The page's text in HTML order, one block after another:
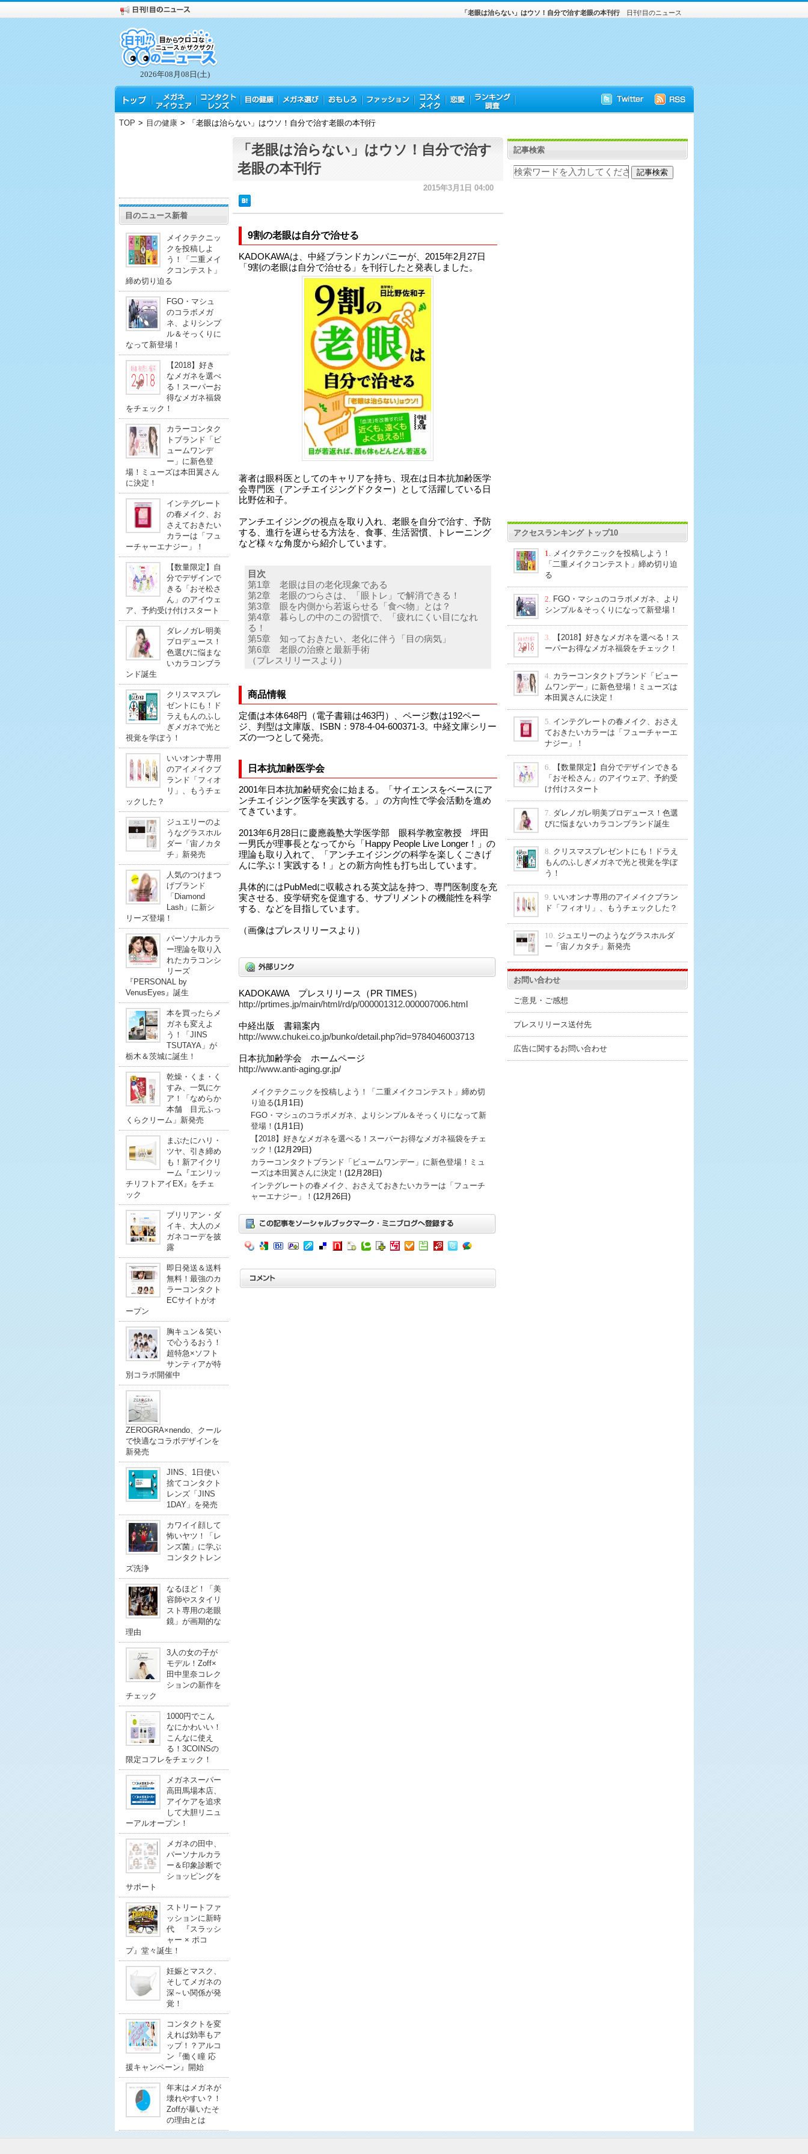
2026年08月08日(土)
日刊!目のニュース
「老眼は治らない」はウソ！自分で治す老眼の本刊行
TOP > 目の健康 > 「老眼は治らない」はウソ！自分で治す老眼の本刊行
目のニュース新着
メイクテクニッ
クを投稿しよ
う！「二重メイ
クコンテスト」
締め切り迫る
FGO・マシュ
のコラボメガ
ネ、よりシンプ
ル＆そっくりに
なって新登場！
【2018】好き
なメガネを選べ
る！スーパーお
得なメガネ福袋
をチェック！
カラーコンタク
トブランド「ビ
ュームワンデ
ー」に新色登
場！ミューズは本田翼さん
に決定！
インテグレート
の春メイク、お
さえておきたい
カラーは「フュ
ーチャーエナジー」！
【数量限定】自
分でデザインで
きる「おそ松さ
ん」のアイウェ
ア、予約受け付けスタート
ダレノガレ明美
プロデュース！
色選びに悩まな
いカラコンブラ
ンド誕生
クリスマスプレ
ゼントにも！ド
ラえもんのふし
ぎメガネで光と
視覚を学ぼう！
いいオンナ専用
のアイメイクブ
ランド「フィオ
リ」、もうチェ
ックした？
ジュエリーのよ
うなグラスホル
ダー「宙ノカタ
チ」新発売
人気のつけまつ
げブランド
「Diamond
Lash」に新シ
リーズ登場！
パーソナルカラ
ー理論を取り入
れたカラコンシ
リーズ
『PERSONAL by
VenusEyes』誕生
本を買ったらメ
ガネも変えよ
う！「JINS
TSUTAYA」が
栃木＆茨城に誕生！
乾燥・くま・く
すみ、一気にケ
ア！「なめらか
本舗 目元ふっ
くらクリーム」新発売
まぶたにハリ・
ツヤ、引き締め
も！新アイクリ
ーム『エンリッ
チリフトアイEX』をチェ
ック
ブリリアン・ダ
イキ、大人のメ
ガネコーデを披
露
即日発送＆送料
無料！最強のカ
ラーコンタクト
ECサイトがオ
ープン
胸キュン＆笑い
で心うるおう！
超特急×ソフト
サンティアが特
別コラボ開催中
ZEROGRA×nendo、クール
で快適なコラボデザインを
新発売
JINS、1日使い
捨てコンタクト
レンズ「JINS
1DAY」を発売
カワイイ顔して
怖いヤツ！「レ
ンズ菌」に学ぶ
コンタクトレン
ズ洗浄
なるほど！「美
容師やスタイリ
スト専用の老眼
鏡」が画期的な
理由
3人の女の子が
モデル！Zoff×
田中里奈コレク
ションの新作を
チェック
1000円でこん
なにかわいい！
こんなに使え
る！3COINSの
限定コフレをチェック！
メガネスーパー
高田馬場本店、
アイケアを追求
して大胆リニュ
ーアルオープン！
メガネの田中、
パーソナルカラ
ー＆印象診断で
ショッピングを
サポート
ストリートファ
ッションに新時
代 『スラッシ
ャー × ポコ
プ』堂々誕生！
妊娠とマスク、
そしてメガネの
深～い関係が発
覚！
コンタクトを変
えれば効率もア
ップ！？アルコ
ン『働く瞳 応
援キャンペーン』開始
年末はメガネが
壊れやすい？！
Zoffが暴いたそ
の理由とは
「老眼は治らない」はウソ！自分で治す
老眼の本刊行
2015年3月1日 04:00
9割の老眼は自分で治せる
KADOKAWAは、中経ブランドカンパニーが、2015年2月27日
「9割の老眼は自分で治せる」を刊行したと発表しました。
著者は眼科医としてのキャリアを持ち、現在は日本抗加齢医学
会専門医（アンチエイジングドクター）として活躍している日
比野佐和子。
アンチエイジングの視点を取り入れ、老眼を自分で治す、予防
する、進行を遅らせる方法を、食事、生活習慣、トレーニング
など様々な角度から紹介しています。
目次
第1章 老眼は目の老化現象である
第2章 老眼のつらさは、「眼トレ」で解消できる！
第3章 眼を内側から若返らせる「食べ物」とは？
第4章 暮らしの中のこの習慣で、「疲れにくい目になれ
る！
第5章 知っておきたい、老化に伴う「目の病気」
第6章 老眼の治療と最新手術
（プレスリリースより）
商品情報
定価は本体648円（電子書籍は463円）、ページ数は192ペー
ジ、判型は文庫版、ISBN：978-4-04-600371-3。中経文庫シリー
ズの一つとして発売。
日本抗加齢医学会
2001年日本抗加齢研究会に始まる。「サイエンスをベースにア
ンチエイジング医学を実践する。」の方向性で学会活動を進め
てきています。
2013年6月28日に慶應義塾大学医学部 眼科学教室教授 坪田
一男氏が理事長となってから「Happy People Live Longer！」の
理論も取り入れて、「アンチエイジングの科学を楽しくごきげ
んに学ぶ！実践する！」との新方向性も打ち出しています。
具体的にはPubMedに収載される英文誌を持つ、専門医制度を充
実させる、疫学研究を促進する、サプリメントの機能性を科学
する、などを目指しています。
（画像はプレスリリースより）
KADOKAWA プレスリリース（PR TIMES）
http://prtimes.jp/main/html/rd/p/000001312.000007006.html
中経出版 書籍案内
http://www.chukei.co.jp/bunko/detail.php?id=9784046003713
日本抗加齢学会 ホームページ
http://www.anti-aging.gr.jp/
メイクテクニックを投稿しよう！「二重メイクコンテスト」締め切
り迫る(1月1日)
FGO・マシュのコラボメガネ、よりシンプル＆そっくりになって新
登場！ (1月1日)
【2018】好きなメガネを選べる！スーパーお得なメガネ福袋をチェ
ック！ (12月29日)
カラーコンタクトブランド「ビュームワンデー」に新色登場！ミュ
ーズは本田翼さんに決定！ (12月28日)
インテグレートの春メイク、おさえておきたいカラーは「フューチ
ャーエナジー」！ (12月26日)
記事検索
アクセスランキング トップ10
1.
メイクテクニックを投稿しよう！
「二重メイクコンテスト」締め切り迫
る
2. FGO・マシュのコラボメガネ、より
シンプル＆そっくりになって新登場！
3.
【2018】好きなメガネを選べる！ス
ーパーお得なメガネ福袋をチェック！
4. カラーコンタクトブランド「ビュー
ムワンデー」に新色登場！ミューズは
本田翼さんに決定！
5. インテグレートの春メイク、おさえ
ておきたいカラーは「フューチャーエ
ナジー」！
6.
【数量限定】自分でデザインできる
「おそ松さん」のアイウェア、予約受
け付けスタート
7. ダレノガレ明美プロデュース！色選
びに悩まないカラコンブランド誕生
8. クリスマスプレゼントにも！ドラえ
もんのふしぎメガネで光と視覚を学ぼ
う！
9. いいオンナ専用のアイメイクブラン
ド「フィオリ」、もうチェックした？
10. ジュエリーのようなグラスホルダ
ー「宙ノカタチ」新発売
お問い合わせ
ご意見・ご感想
プレスリリース送付先
広告に関するお問い合わせ